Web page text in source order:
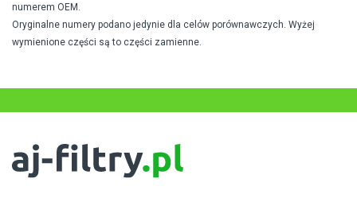
numerem OEM.
Oryginalne numery podano jedynie dla celów porównawczych. Wyżej
wymienione części są to części zamienne.